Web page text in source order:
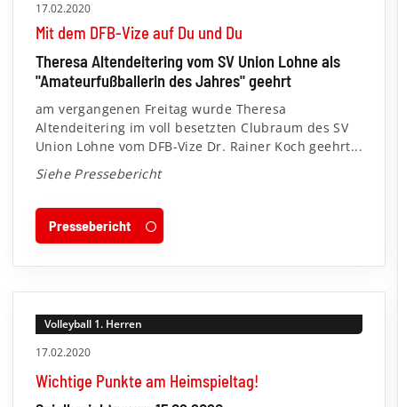
17.02.2020
Mit dem DFB-Vize auf Du und Du
Theresa Altendeitering vom SV Union Lohne als
"Amateurfußballerin des Jahres" geehrt
am vergangenen Freitag wurde Theresa
Altendeitering im voll besetzten Clubraum des SV
Union Lohne vom DFB-Vize Dr. Rainer Koch geehrt...
Siehe Pressebericht
Pressebericht
Volleyball 1. Herren
17.02.2020
Wichtige Punkte am Heimspieltag!